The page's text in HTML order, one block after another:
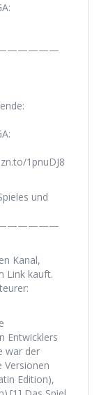
1pnuDJ8
und
Kanal,
Link kauft.
Entwicklers
war der
Versionen
Edition),